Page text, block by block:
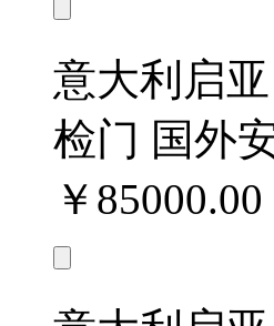
意大利启
检门 国外
￥85000.00